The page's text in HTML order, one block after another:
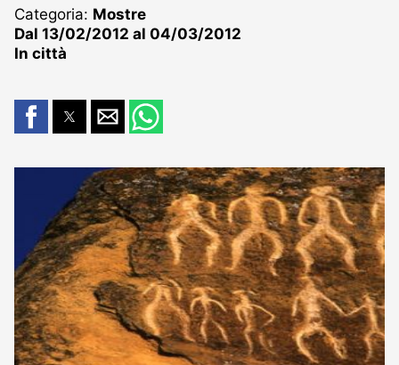
Categoria: Mostre
Dal 13/02/2012 al 04/03/2012
In città